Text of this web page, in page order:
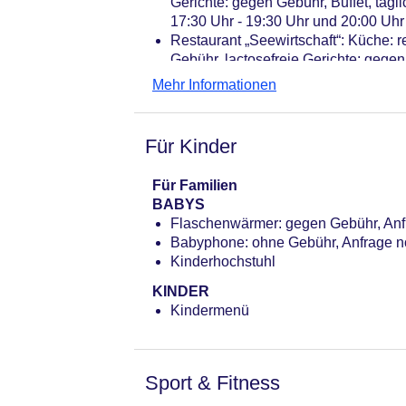
Coffee Breaks: gegen Gebühr
Gebäudeanzahl: 1, Etagen: 4,
Landeskategorie: 4 Sterne
17:30 Uhr - 19:30 Uhr und 20:00
Restaurant „Seewirtschaft“:
Gebühr, lactosefreie Gerichte:
gegen Gebühr, vegetarische
Restaurant „Bistro Seeblick“:
Terrasse, am Pool
Bar „Kaminbar“: täglich 17:00 Uhr -
Mehr Informationen
Für Kinder
Für Familien
BABYS
Flaschenwärmer: gegen Gebühr,
Babyphone: ohne Gebühr, Anfrage
Kinderhochstuhl
KINDER
Kindermenü
Sport & Fitness